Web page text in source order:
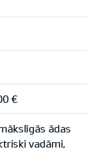
€
ādas
vadāmi,